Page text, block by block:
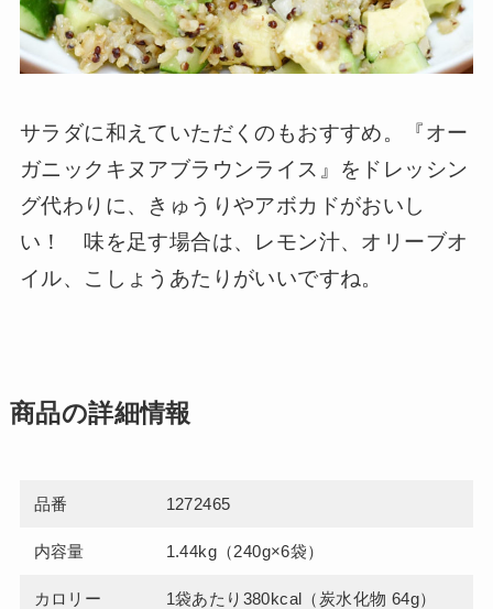
サラダに和えていただくのもおすすめ。『オー
ガニックキヌアブラウンライス』をドレッシン
グ代わりに、きゅうりやアボカドがおいし
い！ 味を足す場合は、レモン汁、オリーブオ
イル、こしょうあたりがいいですね。
商品の詳細情報
品番 1272465
内容量 1.44kg（240g×6袋）
カロリー 1袋あたり380kcal（炭水化物 64g）